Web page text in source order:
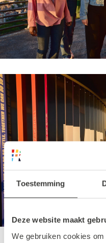
Toestemming
Deze website maakt
We gebruiken cookies